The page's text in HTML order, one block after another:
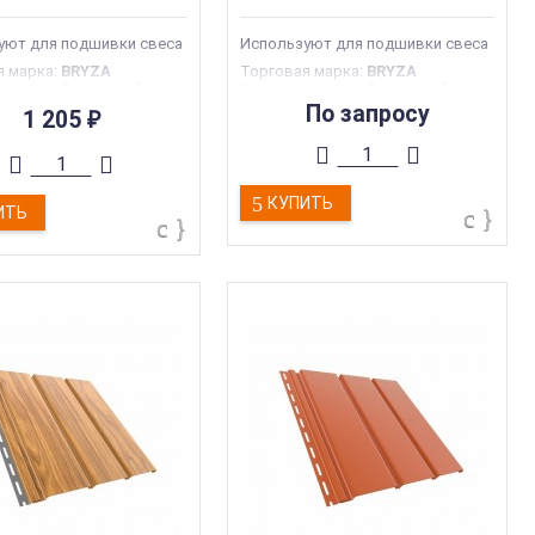
для подшивки свеса
марка: BRYZA
:Софиты
:
1 205 ₽
Используют для подшивки свеса
Торговая марка: BRYZA
Тип продукции:Софиты
Страна производства:Польша
305 мм
По запросу
КУПИТЬ